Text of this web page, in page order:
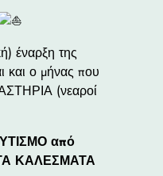
έναρξη της
και ο μήνας που
(νεαροί
από
ΚΑΛΕΣΜΑΤΑ